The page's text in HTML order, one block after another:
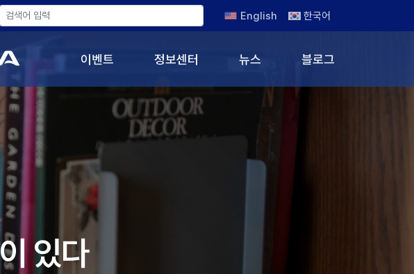
English 한국어
이벤트 정보센터 뉴스 블로그
있다